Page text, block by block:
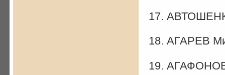
17.
18. АГАРЕВ
19.